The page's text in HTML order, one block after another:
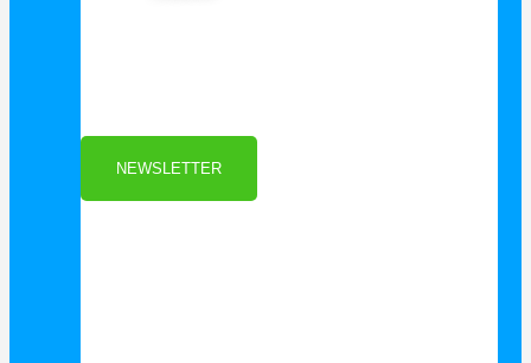
Als Danke schön für Ihre Anmeldung
NEWSLETTER